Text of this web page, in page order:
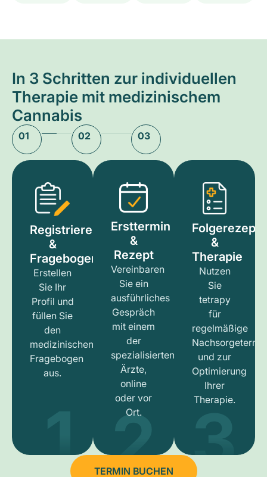
In 3 Schritten zur individuellen
Therapie mit medizinischem
Cannabis
01 02 03
Registrieren
&
Fragebogen
Erstellen
Sie Ihr
Profil und
füllen Sie
den
medizinischen
Fragebogen
aus.
1
Ersttermin
&
Rezept
Vereinbaren
Sie ein
ausführliches
Gespräch
mit einem
der
spezialisierten
Ärzte,
online
oder vor
Ort.
2
Folgerezept
&
Therapie
Nutzen
Sie
tetrapy
für
regelmäßige
und zur
Optimierung
Ihrer
Therapie.
3
TERMIN BUCHEN